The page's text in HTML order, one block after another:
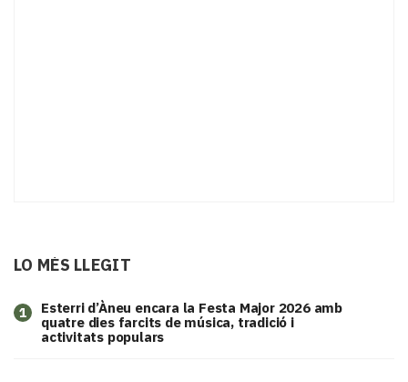
LO MÉS LLEGIT
1
Esterri d’Àneu encara la Festa Major 2026 amb
quatre dies farcits de música, tradició i
activitats populars